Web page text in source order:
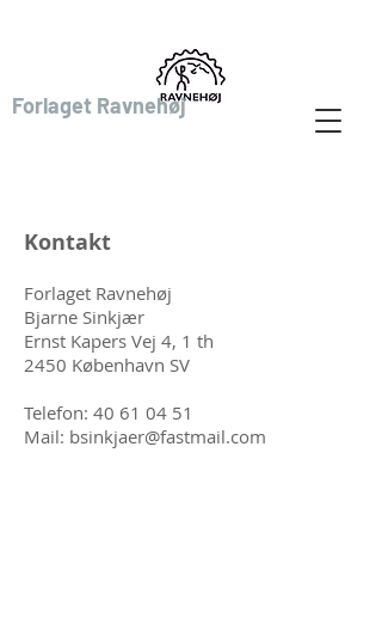
Forlaget Ravnehøj
Kontakt
Forlaget Ravnehøj
Bjarne Sinkjær
Ernst Kapers Vej 4, 1 th
2450 København SV
Telefon: 40 61 04 51
Mail: bsinkjaer@fastmail.com